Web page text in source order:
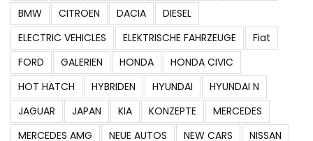
AMG AUDI AUDI RS3 AUDI SPORT
BMW
CITROEN DACIA
DIESEL
ELECTRIC VEHICLES
ELEKTRISCHE FAHRZEUGE
FORD
GALERIEN HONDA
HONDA CIVIC
HOT HATCH
HYBRIDEN HYUNDAI
HYUNDAI N
JAGUAR
JAPAN KIA KONZEPTE
MERCEDES